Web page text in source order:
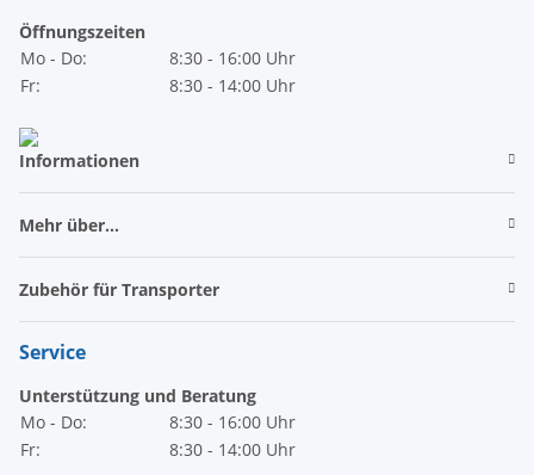
Öffnungszeiten
Mo - Do:
8:30 - 16:00 Uhr
Fr:
8:30 - 14:00 Uhr
Informationen
Mehr über...
Zubehör für Transporter
Service
Unterstützung und Beratung
Mo - Do:
8:30 - 16:00 Uhr
Fr:
8:30 - 14:00 Uhr